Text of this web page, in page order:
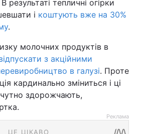
тепличні огірки
і коштують вже на 30%
.
молочних продуктів в
з акційними
в галузі. Проте
кардинально зміниться і ці
здорожчають,
Реклама